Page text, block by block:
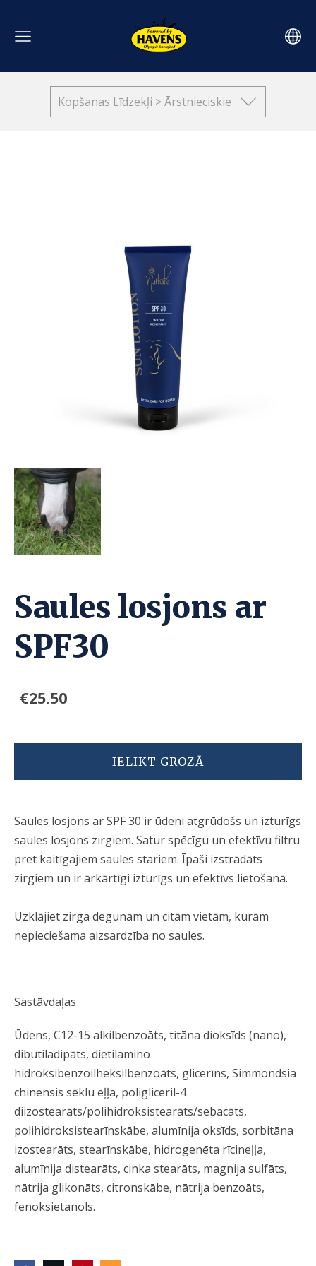
Kopšanas Līdzekļi > Ārstnieciskie
Saules losjons ar
SPF30
€25.50
IELIKT GROZĀ
Saules losjons ar SPF 30 ir ūdeni atgrūdošs un izturīgs
saules losjons zirgiem. Satur spēcīgu un efektīvu filtru
pret kaitīgajiem saules stariem. Īpaši izstrādāts
zirgiem un ir ārkārtīgi izturīgs un efektīvs lietošanā.
Uzklājiet zirga degunam un citām vietām, kurām
nepieciešama aizsardzība no saules.
Sastāvdaļas
Ūdens, C12-15 alkilbenzoāts, titāna dioksīds (nano),
dibutiladipāts, dietilamino
hidroksibenzoilheksilbenzoāts, glicerīns, Simmondsia
chinensis sēklu eļļa, poligliceril-4
diizostearāts/polihidroksistearāts/sebacāts,
polihidroksistearīnskābe, alumīnija oksīds, sorbitāna
izostearāts, stearīnskābe, hidrogenēta rīcineļļa,
alumīnija distearāts, cinka stearāts, magnija sulfāts,
nātrija glikonāts, citronskābe, nātrija benzoāts,
fenoksietanols.